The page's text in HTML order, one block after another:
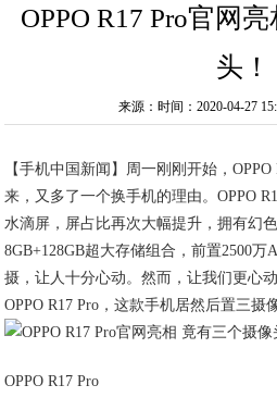
OPPO R17 Pro官网
头！
来源：时间：2020-04-27
【手机中国新闻】周一刚刚开始，
来，又多了一个换手机的理由。OPPO
水滴屏，屏占比再次大幅提升，拥有幻
8GB+128GB超大存储组合，前置2500
摄，让人十分心动。然而，让我们更心
OPPO R17 Pro，这款手机居然后置三摄
OPPO R17 Pro